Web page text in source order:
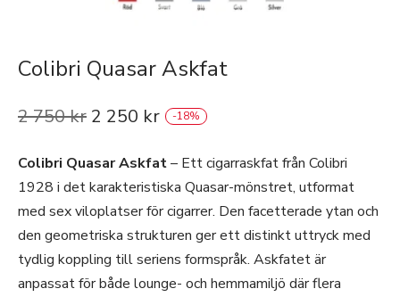
Colibri Quasar Askfat
2 750kr 2 250 kr -18%
Colibri Quasar Askfat– Ett cigarraskfat från Colibri
1928 i det karakteristiska Quasar-mönstret, utformat
med sex viloplatser för cigarrer. Den facetterade ytan och
den geometriska strukturen ger ett distinkt uttryck med
tydlig koppling till seriens formspråk. Askfatet är
anpassat för både lounge- och hemmamiljö där flera